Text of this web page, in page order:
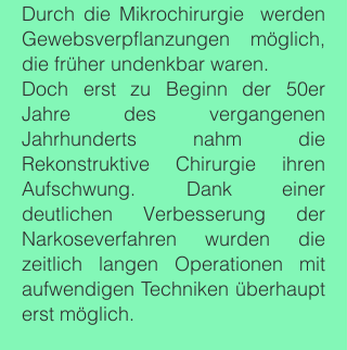
Durch die Mikrochirurgie werden
Gewebsverpflanzungen möglich,
die früher undenkbar waren.
Doch erst zu Beginn der 50er
Jahre des vergangenen
Jahrhunderts nahm die
Rekonstruktive Chirurgie ihren
Aufschwung. Dank einer
deutlichen Verbesserung der
Narkoseverfahren wurden die
zeitlich langen Operationen mit
aufwendigen Techniken überhaupt
erst möglich.